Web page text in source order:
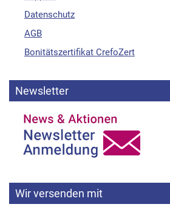
Datenschutz
AGB
Bonitätszertifikat CrefoZert
Newsletter
Wir versenden mit